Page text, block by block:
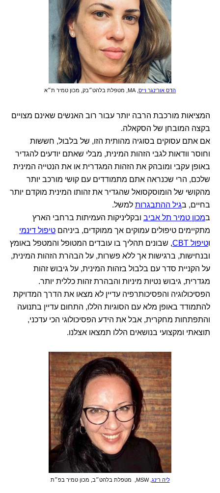
הדס אורינגר וייס
המציאות מורכבת הרבה יותר עבור רוב האנשים שאינם מצויים
בקצה המובחן של הסקאלה.
אם אתם עסוקים בסוגיה מהותית הזו, של בלבול, חששות
וחוסר וודאות לגבי הזהות המינית, מבלי שאתם יודעים להגדיר
באופן עקבי ומובהק את הזהות המגדרית או את הנטייה המינית
שלכם, הרי שכנראה אתם מתמודדים עם קושי מורכב יותר
מהקושי של הומוסקסואל שהגדיר את זהותו המינית מוקדם יותר
בחיים, בגיל ההתבגרות למשל.
במכון טמיר תל אביב ובקליניקות העמיתות ברחבי הארץ
מתקיימים טיפולים עמוקים אך ממוקדים, ביניהם טיפול דינמי
וטיפול CBT
, שבונים תהליך בו עובדים המטופל והמטפל באומץ
ובנחישות, ברגישות אך ללא פשרות, על הבהרת הזהות המינית,
על הקניית סדר עם בלבול בזהות המינית, על גיבוש זהות
מגדרית, גיבוש נטיות מיניות והבהרת זהות כללית יותר.
הפסיכולוגיה והפסיכותרפיה עדיין לא מצאו את הדרך המדויקת
להתמודד באופן מלא עם הסוגיות הללו, התחום עדיין בתנועה
והתפתחות מחקרית, אבל את הידע הפסיכולוגי הכי עדכני,
תוצאתי ומקצועי בנושאים הללו תמצאו אצלנו.
ליה רינג, MSW, מטפלת בלהט״ב, מכון טמיר בפ״ת